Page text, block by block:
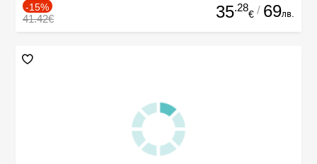
-15%
41.42€ 35.28
€ / 69лв.